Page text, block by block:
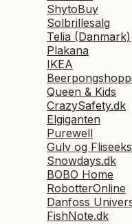
ShytoBuy
Solbrillesalg
Telia (Danmark)
Plakana
IKEA
Queen & Kids
CrazySafety.dk
Elgiganten
Purewell
Gulv og
Snowdays.dk
BOBO Home
RobotterOnline
Danfoss
FishNote.dk